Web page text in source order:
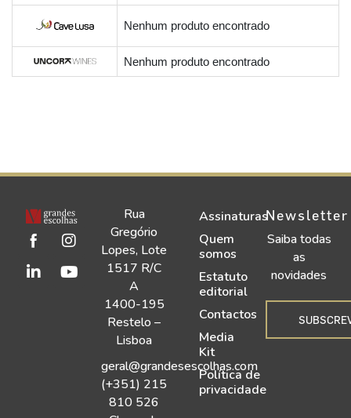
Nenhum produto encontrado
Nenhum produto encontrado
Rua
Gregório
Lopes, Lote
1517 R/C
A
1400-195
Restelo –
Lisboa
geral@grandesescolhas.com
(+351) 215
810 526
Assinaturas
Quem
somos
Estatuto
editorial
Contactos
Media
Kit
Política de
privacidade
Newsletter
Saiba todas
as
novidades